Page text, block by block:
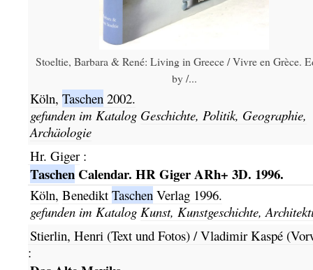
Stoeltie, Barbara & René: Living in Greece / Vivre en Grèce.
by /...
Köln, Taschen 2002.
gefunden im Katalog Geschichte, Politik, Geographie,
Archäologie
Hr. Giger:
TaschenCalendar. HR Giger ARh+ 3D. 1996.
Köln, Benedikt TaschenVerlag 1996.
gefunden im Katalog Kunst, Kunstgeschichte,
Stierlin, Henri (Text und Fotos) / Vladimir Kaspé
: